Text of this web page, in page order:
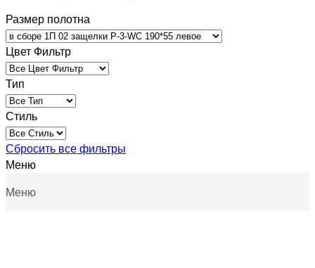
Размер полотна
Цвет Фильтр
Тип
Стиль
Сбросить все фильтры
Меню
Меню